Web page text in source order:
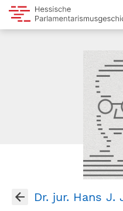
Dr. jur. Hans J.